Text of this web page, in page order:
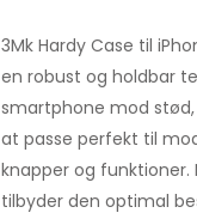
3Mk Hardy Case til
en robust og holdbar
smartphone mod
at passe perfekt til
knapper og
tilbyder den optimal